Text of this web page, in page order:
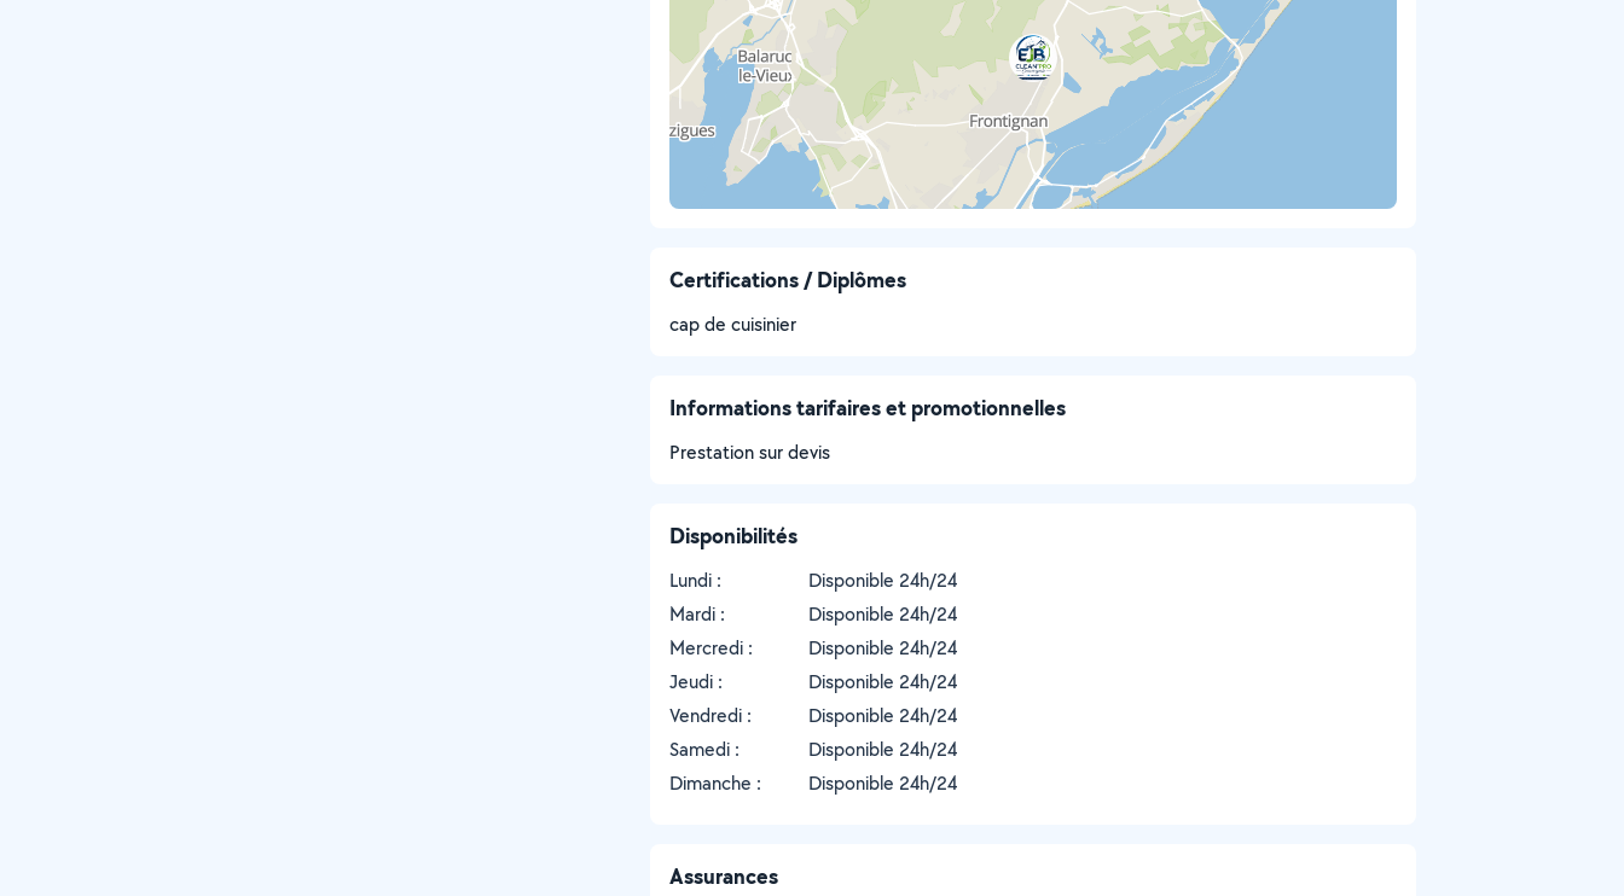
Certifications / Diplômes
cap de cuisinier
Informations tarifaires et promotionnelles
Prestation sur devis
Disponibilités
Lundi :
Disponible 24h/24
Mardi :
Disponible 24h/24
Mercredi :
Disponible 24h/24
Jeudi :
Disponible 24h/24
Vendredi :
Disponible 24h/24
Samedi :
Disponible 24h/24
Dimanche :
Disponible 24h/24
Assurances